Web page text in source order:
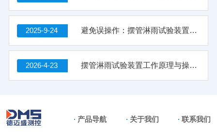
2025-9-24 避免误操作：摆管淋雨试验装置常见使用误区与纠正方法
2026-4-23 摆管淋雨试验装置工作原理与操作维修全解析
产品导航 关于我们 联系我们